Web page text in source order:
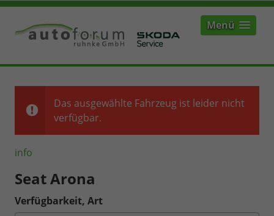
Menü
Das ausgewählte Fahrzeug ist leider nicht
verfügbar.
info
Seat Arona
Verfügbarkeit, Art